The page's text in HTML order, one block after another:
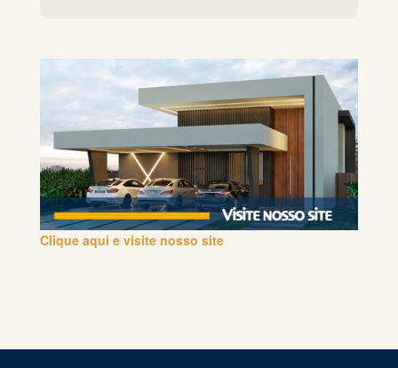
Clique aqui e visite nosso site